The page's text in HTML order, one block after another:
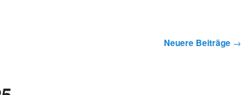
Neuere Beiträge →